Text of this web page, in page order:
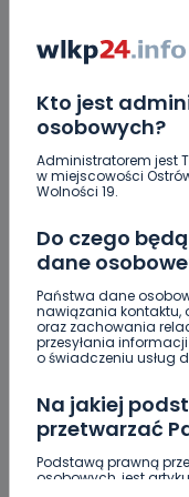
Kto jest
osobowych?
Administratorem jest
w miejscowości
Wolności 19.
Do czego
dane
Państwa dane
nawiązania kontaktu,
oraz zachowania
przesyłania
o świadczeniu usług
Na jakiej
przetwarzać
Podstawą prawną
osobowych, jest
HOT REGION
Utrudnienia na
jeszcze do
06.08.2026 12:24
Arleta